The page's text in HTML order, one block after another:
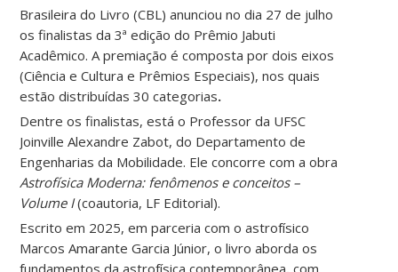
Brasileira do Livro (CBL) anunciou no dia 27 de julho
os finalistas da 3ª edição do Prêmio Jabuti
Acadêmico. A premiação é composta por dois eixos
(Ciência e Cultura e Prêmios Especiais), nos quais
estão distribuídas 30 categorias.
Dentre os finalistas, está o Professor da UFSC
Joinville Alexandre Zabot, do Departamento de
Engenharias da Mobilidade. Ele concorre com a obra
Astrofísica Moderna: fenômenos e conceitos –
Volume I(coautoria, LF Editorial).
Escrito em 2025, em parceria com o astrofísico
Marcos Amarante Garcia Júnior, o livro aborda os